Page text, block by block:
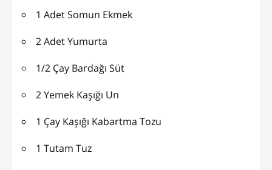
1 Adet Somun Ekmek
2 Adet Yumurta
1/2 Çay Bardağı Süt
2 Yemek Kaşığı Un
1 Çay Kaşığı Kabartma Tozu
1 Tutam Tuz